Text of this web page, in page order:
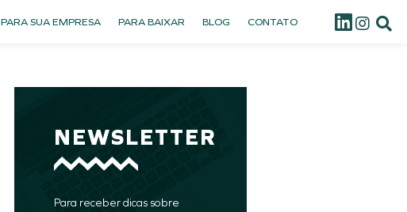
PARA SUA EMPRESA PARA BAIXAR BLOG CONTATO
NEWSLETTER
Para receber dicas sobre